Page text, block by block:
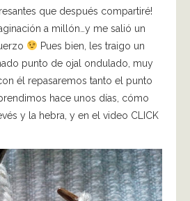
que después compartiré!
a millón…y me salió un
Pues bien, les traigo un
punto de ojal ondulado, muy
él repasaremos tanto el punto
hace unos días, cómo
y la hebra, y en el video CLICK